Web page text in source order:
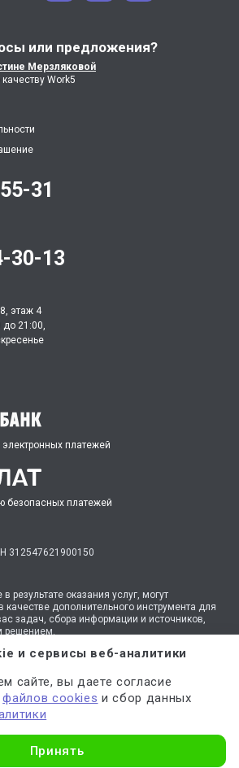
или предложения?
Мерзляковой
Work5
платежей
безопасных платежей
312547621900150
31
30-13
этаж 4
до 21:00,
результате оказания услуг, могут
качестве дополнительного инструмента для
задач, сбора информации и источников,
решением.
услуг для студентов по количеству
в 14 городах России (от Иркутска до
исервисы веб-аналитики
и повышения удобства пользования
и сервисы веб-аналитики
сайте, вы даете согласие
файлов cookies и сбор данных
Принять